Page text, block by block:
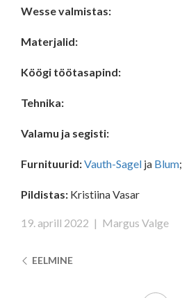
Wesse valmistas:
Materjalid:
Köögi töötasapind:
Tehnika:
Valamu ja segisti:
Furnituurid:Vauth-Sagel ja Blum;
Pildistas: Kristiina Vasar
19. aprill 2022 | Margus Valge
EELMINE